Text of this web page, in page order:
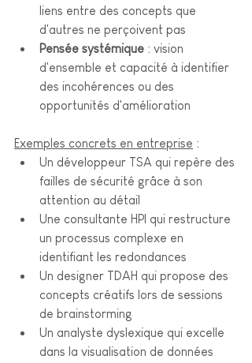
liens entre des concepts que
d'autres ne perçoivent pas
Pensée systémique : vision
d'ensemble et capacité à identifier
des incohérences ou des
opportunités d'amélioration
Exemples concrets en entreprise :
Un développeur TSA qui repère des
failles de sécurité grâce à son
attention au détail
Une consultante HPI qui restructure
un processus complexe en
identifiant les redondances
Un designer TDAH qui propose des
concepts créatifs lors de sessions
de brainstorming
Un analyste dyslexique qui excelle
dans la visualisation de données